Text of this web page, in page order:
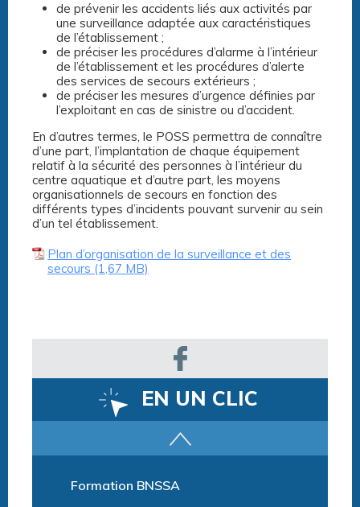
de prévenir les accidents liés aux activités par
une surveillance adaptée aux caractéristiques
de l’établissement ;
de préciser les procédures d’alarme à l’intérieur
de l’établissement et les procédures d’alerte
des services de secours extérieurs ;
de préciser les mesures d’urgence définies par
l’exploitant en cas de sinistre ou d’accident.
En d’autres termes, le POSS permettra de connaître
d’une part, l’implantation de chaque équipement
relatif à la sécurité des personnes à l’intérieur du
centre aquatique et d’autre part, les moyens
organisationnels de secours en fonction des
différents types d’incidents pouvant survenir au sein
d’un tel établissement.
Plan d’organisation de la surveillance et des
secours
EN UN CLIC